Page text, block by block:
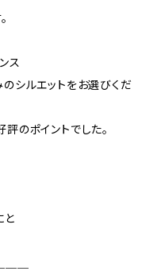
ス
シルエットをお選びくだ
のポイントでした。
と